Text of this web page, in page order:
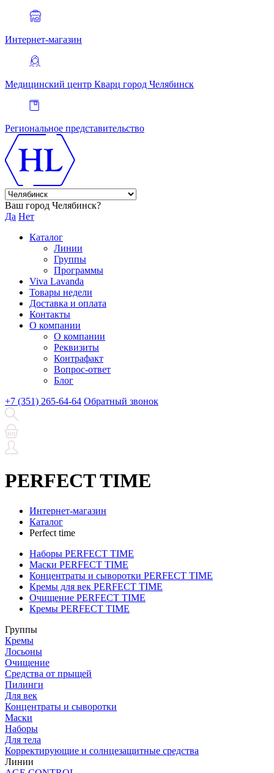
Интернет-магазин
Медицинский центр Кварц город Челябинск
Региональное представительство
Ваш город Челябинск?
Да Нет
Каталог
Линии
Группы
Программы
Viva Lavanda
Товары недели
Доставка и оплата
Контакты
О компании
О компании
Реквизиты
Контрафакт
Вопрос-ответ
Блог
+7 (351) 265-64-64 Обратный звонок
PERFECT TIME
Интернет-магазин
Каталог
Perfect time
Наборы PERFECT TIME
Маски PERFECT TIME
Концентраты и сыворотки PERFECT TIME
Кремы для век PERFECT TIME
Очищение PERFECT TIME
Кремы PERFECT TIME
Группы
Кремы
Лосьоны
Очищение
Средства от прыщей
Пилинги
Для век
Концентраты и сыворотки
Маски
Наборы
Для тела
Корректирующие и солнцезащитные средства
Линии